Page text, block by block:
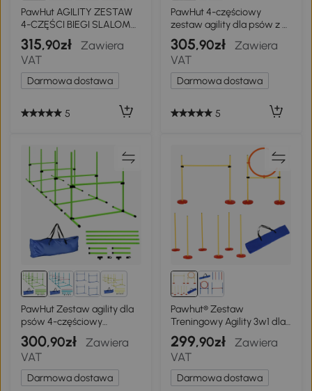
1+
PawHut AGILITY ZESTAW
4-CZĘŚCI BIEGI SLALOM
SŁUPKI TRENING PSA biały
315,90zł
Zawiera
VAT
Darmowa dostawa
5
PawHut 4-częściowy
zestaw agility dla psów z 4
przeszkodami i torbą
transportową do treningu
skoków, Niebieski
305,90zł
Zawiera
VAT
Darmowa dostawa
5
1+
PawHut Zestaw agility dla
psów 4-częściowy
regulowana wysokość
sprzęt agility z 4
przeszkodami torba
transportowa 99 x 65 x 94
cm zielony
300,90zł
Zawiera
VAT
Darmowa dostawa
Pawhut® Zestaw
Treningowy Agility 3w1 dla
Zwierząt Domowych
Torba Lekki
299,90zł
Zawiera
VAT
Darmowa dostawa